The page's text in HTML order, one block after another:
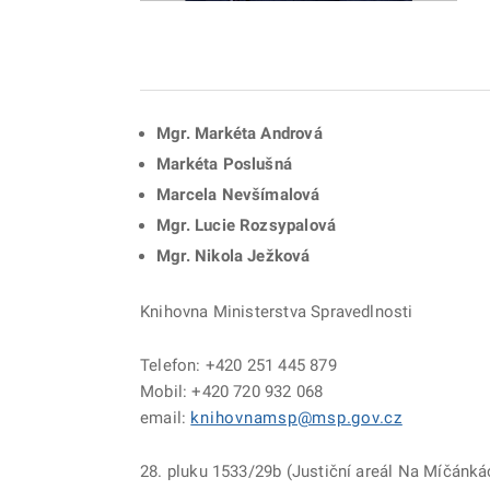
Mgr. Markéta Andrová
Markéta Poslušná
Marcela Nevšímalová
Mgr. Lucie Rozsypalová
Mgr. Nikola Ježková
Knihovna Ministerstva Spravedlnosti
Telefon: +420 251 445 879
Mobil: +420 720 932 068
email: knihovnamsp@msp.gov.cz
28. pluku 1533/29b (Justiční areál Na